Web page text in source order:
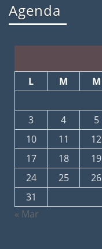
Agenda
L
M M
3
4 5
10
11 12
17
18 19
24
25 26
31
« Mar